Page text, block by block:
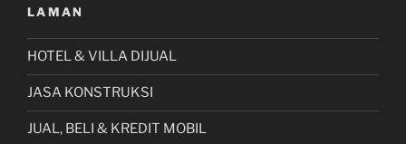
LAMAN
HOTEL & VILLA DIJUAL
JASA KONSTRUKSI
JUAL, BELI & KREDIT MOBIL